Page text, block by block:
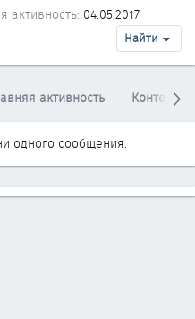
активность 04.05.2017
Найти
активность Контент
одного сообщения.